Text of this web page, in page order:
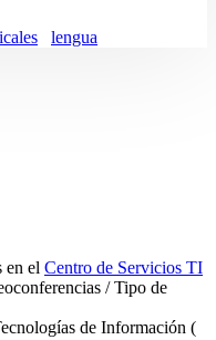
lengua
en el Centro de Servicios TI
/ Tipo de
de Información (